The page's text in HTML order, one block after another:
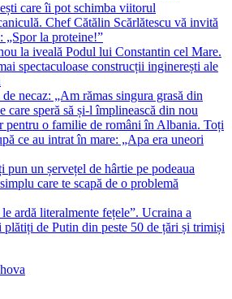
care îi pot schimba viitorul
Chef Cătălin Scărlătescu vă invită
„Spor la proteine!”
la iveală Podul lui Constantin cel Mare.
spectaculoase construcții inginerești ale
necaz: „Am rămas singura grasă din
care speră să și-l împlinească din nou
pentru o familie de români în Albania. Toți
ce au intrat în mare: „Apa era uneori
pun un șervețel de hârtie pe podeaua
care te scapă de o problemă
ardă literalmente fețele”. Ucraina a
plătiți de Putin din peste 50 de țări și trimiși